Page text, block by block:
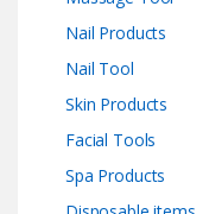
Nail Products
Nail Tool
Skin Products
Facial Tools
Spa Products